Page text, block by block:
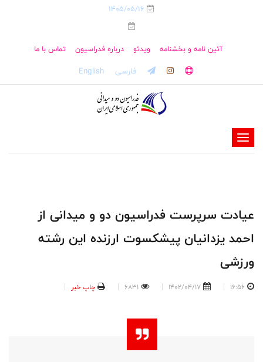
1405/05/16
آئین نامه و بخشنامه ویدئو درباره فدراسیون تماس با ما
فارسی English
-
-
-
عیادت سرپرست فدراسیون دو و میدانی از
احمد یزدانیان پیشکسوت ارزنده این رشته
ورزشی
16:56
1402/04/17
6831 چاپ خبر